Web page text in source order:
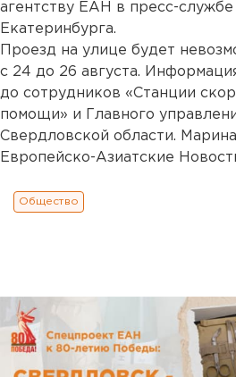
агентству ЕАН в пресс-
Екатеринбурга.
Проезд на улице будет
с 24 до 26 августа.
до сотрудников «Станции
помощи» и Главного
Свердловской области.
Европейско-Азиатские
Общество